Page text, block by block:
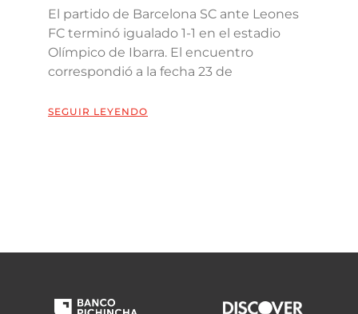
El partido de Barcelona SC ante Leones
FC terminó igualado 1-1 en el estadio
Olímpico de Ibarra. El encuentro
correspondió a la fecha 23 de
SEGUIR LEYENDO